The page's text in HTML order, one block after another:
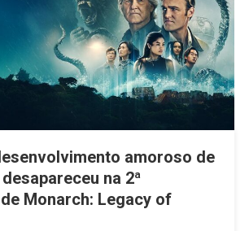
amoroso de
na 2ª
Monarch: Legacy of